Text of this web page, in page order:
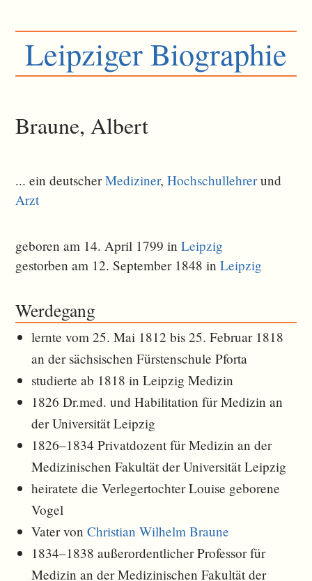
Leipziger Biographie
Braune, Albert
... ein deutscherMediziner,Hochschullehrerund
Arzt
geboren am 14. April 1799 inLeipzig
gestorben am 12. September 1848 inLeipzig
Werdegang
lernte vom 25. Mai 1812 bis 25. Februar 1818
an der sächsischen Fürstenschule Pforta
studierte ab 1818 in Leipzig Medizin
1826 Dr.med. und Habilitation für Medizin an
der Universität Leipzig
1826–1834 Privatdozent für Medizin an der
Medizinischen Fakultät der Universität Leipzig
heiratete die Verlegertochter Louise geborene
Vogel
Vater vonChristian Wilhelm Braune
1834–1838 außerordentlicher Professor für
Medizin an der Medizinischen Fakultät der